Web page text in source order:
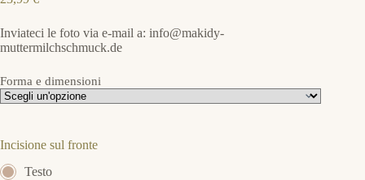
Inviateci le foto via e-mail a: info@makidy-
muttermilchschmuck.de
Forma e dimensioni
Incisione sul fronte
Testo